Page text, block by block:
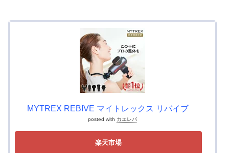
MYTREX REBIVE マイトレックス リバイブ
posted with カエレバ
楽天市場